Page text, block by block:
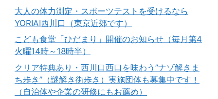
大人の体力測定・スポーツテストを受けるなら
YORIAI西川口（東京近郊です）
こども食堂「ひだまり」開催のお知らせ（毎月第4
火曜14時～18時半）
クリア特典あり・西川口西口を味わう”ナゾ解きま
ち歩き”（謎解き街歩き）実施団体も募集中です！
（自治体や企業の研修にもお薦め）